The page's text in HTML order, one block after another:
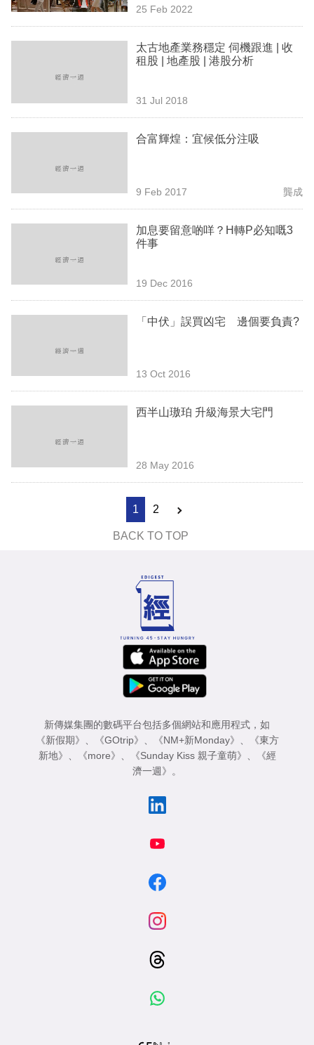
欄
區
25 Feb 2022
太古地產業務穩定 伺機跟進 | 收
租股 | 地產股 | 港股分析
31 Jul 2018
合富輝煌：宜候低分注吸
9 Feb 2017 龔成
加息要留意啲咩？H轉P必知嘅3
件事
19 Dec 2016
「中伏」誤買凶宅 邊個要負責?
13 Oct 2016
西半山璈珀 升級海景大宅門
28 May 2016
1 2
BACK TO TOP
新傳媒集團的數碼平台包括多個網站和應用程式，如
《新假期》 、 《GOtrip》 、 《NM+新Monday》 、
《東方
新地》 、 《more》 、 《Sunday Kiss 親子童萌》 、
《經
濟一週》 。